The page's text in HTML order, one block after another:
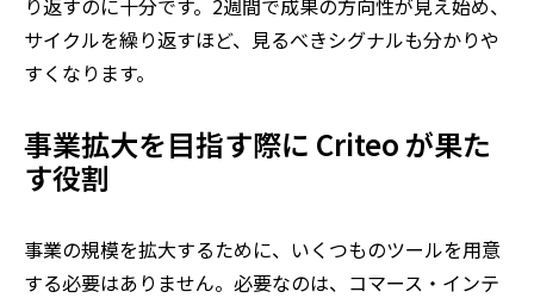
り返すのに十分です。 2週間で成果の方向性が見え始め、
サイクルを繰り返すほど、見るべきシグナルも分かりや
すくなります。
事業拡大を目指す際に Criteo が果た
す役割
事業の規模を拡大するために、いくつものツールを用意
する必要はありません。必要なのは、コマース・インテ